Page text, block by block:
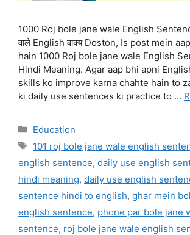
1000 Roj bole jane wale English
वाले English वाक्य Doston, Is post mein
hain 1000 Roj bole jane wale English
Hindi Meaning. Agar aap bhi apni
skills ko improve karna chahte hain to
ki daily use sentences ki practice to …
Categories
Education
Tags
101 roj bole jane wale english
english sentence, daily use english
hindi meaning, daily use english
sentence hindi to english, ghar mein
english sentence, phone par bole jane
sentence, roj bole jane wale english